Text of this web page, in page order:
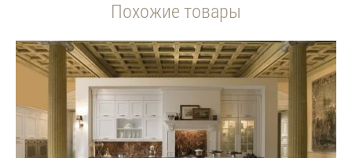
Похожие товары